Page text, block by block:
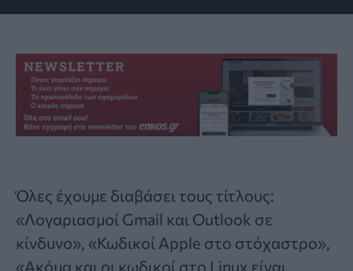
Όλες έχουμε διαβάσει τους τίτλους:
«Λογαριασμοί Gmail και Outlook σε
κίνδυνο», «Κωδικοί Apple στο στόχαστρο»,
«Ακόμα και οι κωδικοί στο Linux είναι